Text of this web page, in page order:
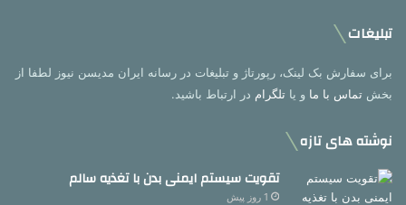
تبلیغات
برای سفارش بک لینک، رپورتاژ و تبلیغات در رسانه ایران مدیسن نیوز لطفا از
بخش تماس با ما و یا تلگرام در ارتباط باشید.
نوشته های تازه
تقویت سیستم ایمنی بدن با تغذیه سالم
1 روز پیش